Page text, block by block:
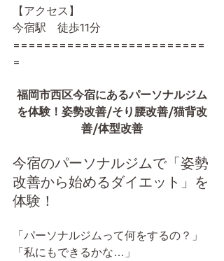
【アクセス】
今宿駅　徒歩11分
=========================
=
福岡市西区今宿にあるパーソナルジム
を体験！姿勢改善/そり腰改善/猫背改
善/体型改善
今宿のパーソナルジムで「姿勢
改善から始めるダイエット」を
体験！
「パーソナルジムって何をするの？」
「私にもできるかな…」